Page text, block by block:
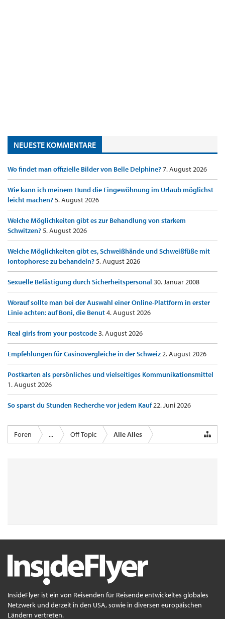
NEUESTE KOMMENTARE
Wo findet man offizielle Bilder von Belle Delphine?7. August 2026
Wie kann ich meinem Hund die Eingewöhnung im Urlaub möglichst
leicht machen?5. August 2026
Welche Möglichkeiten gibt es zur Behandlung von starkem
Schwitzen?5. August 2026
Welche Möglichkeiten gibt es, Schweißhände und Schweißfüße mit
Iontophorese zu behandeln?5. August 2026
Sexuelle Belästigung durch Sicherheitspersonal 30. Januar 2008
Worauf sollte man bei der Auswahl einer Online-Plattform in erster
Linie achten: auf Boni, die Benut4. August 2026
Real girls from your postcode3. August 2026
Empfehlungen für Casinovergleiche in der Schweiz2. August 2026
Postkarten als persönliches und vielseitiges Kommunikationsmittel
1. August 2026
So sparst du Stunden Recherche vor jedem Kauf22. Juni 2026
Foren ... Off Topic Alle Alles
InsideFlyer ist ein von Reisenden für Reisende entwickeltes globales
Netzwerk und derzeit in den USA, sowie in diversen europäischen
Ländern vertreten.